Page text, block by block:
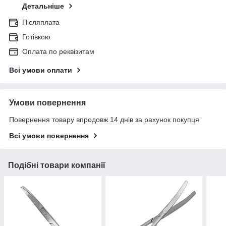
Детальніше
Післяплата
Готівкою
Оплата по реквізитам
Всі умови оплати
Умови повернення
Повернення товару впродовж 14 днів за рахунок покупця
Всі умови повернення
Подібні товари компанії